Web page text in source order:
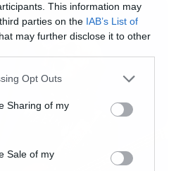
This information may
parties on the IAB’s List of
may further disclose it to other
app uses one or more Google
behaviour. You may click to
and its third-party tags to
purposes in below Google
Opt Outs
Sharing of my
Sale of my
170 ενισχυτές που
ο καθένας και η
από μια γεννήτρια
Diesel.